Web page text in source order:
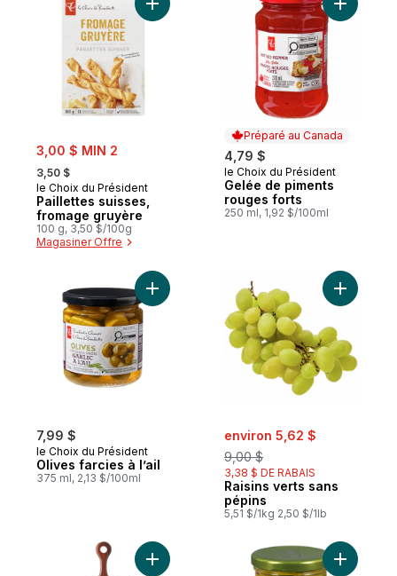
sale:
3,00 $ MIN 2
, formerly:
3,50 $
le Choix du Président
Paillettes suisses,
fromage gruyère
100 g, 3,50 $/100g
Magasiner Offre
Préparé au Canada
4,79 $
Préparé au Canada
le Choix du Président
Gelée de piments
rouges forts
250 ml, 1,92 $/100ml
Ajouter
7,99 $
le Choix du Président
Olives farcies à l’ail
375 ml, 2,13 $/100ml
Ajouter Olives farcies à l’ail au panier
sale:
environ 5,62 $
9,00 $
3,38 $ DE RABAIS
Raisins verts sans
pépins
5,51 $/1kg 2,50 $/1lb
Ajouter
Ajouter Planche de service ronde, acacia
Ajouter